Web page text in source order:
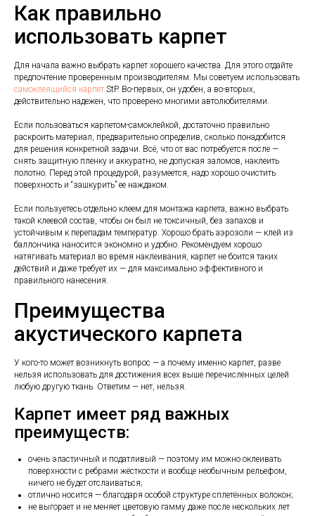
Как правильно
использовать карпет
Для начала важно выбрать карпет хорошего качества. Для этого отдайте
предпочтение проверенным производителям. Мы советуем использовать
самоклеящийся карпет StP. Во-первых, он удобен, а во-вторых,
действительно надежен, что проверено многими автолюбителями.
Если пользоваться карпетом-самоклейкой, достаточно правильно
раскроить материал, предварительно определив, сколько понадобится
для решения конкретной задачи. Всё, что от вас потребуется после —
снять защитную пленку и аккуратно, не допуская заломов, наклеить
полотно. Перед этой процедурой, разумеется, надо хорошо очистить
поверхность и “зашкурить” ее наждаком.
Если пользуетесь отдельно клеем для монтажа карпета, важно выбрать
такой клеевой состав, чтобы он был не токсичный, без запахов и
устойчивым к перепадам температур. Хорошо брать аэрозоли — клей из
баллончика наносится экономно и удобно. Рекомендуем хорошо
натягивать материал во время наклеивания, карпет не боится таких
действий и даже требует их — для максимально эффективного и
правильного нанесения.
Преимущества
акустического карпета
У кого-то может возникнуть вопрос — а почему именно карпет, разве
нельзя использовать для достижения всех выше перечисленных целей
любую другую ткань. Ответим — нет, нельзя.
Карпет имеет ряд важных
преимуществ:
очень эластичный и податливый — поэтому им можно оклеивать
поверхности с ребрами жёсткости и вообще необычным рельефом,
ничего не будет отслаиваться;
отлично носится — благодаря особой структуре сплетённых волокон;
не выгорает и не меняет цветовую гамму даже после нескольких лет